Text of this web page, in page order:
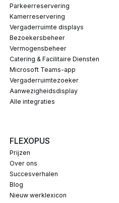
Parkeerreservering
Kamerreservering
Vergaderruimte displays
Bezoekersbeheer
Vermogensbeheer
Catering & Facilitaire Diensten
Microsoft Teams-app
Vergaderruimtezoeker
Aanwezigheidsdisplay
Alle integraties
FLEXOPUS
Prijzen
Over ons
Succesverhalen
Blog
Nieuw werklexicon